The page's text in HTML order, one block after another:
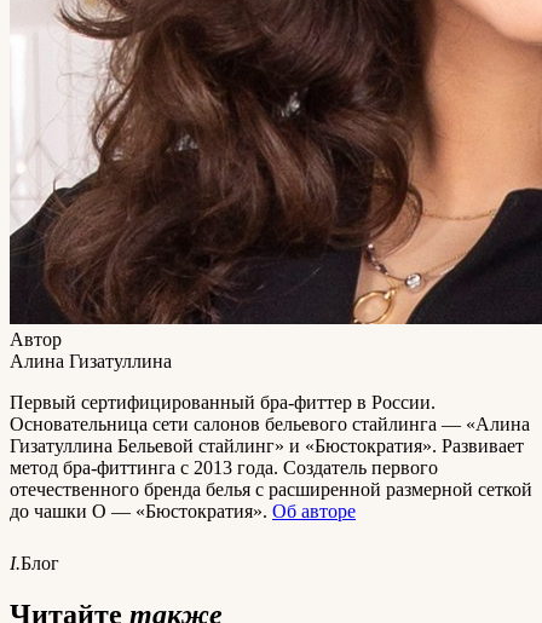
Автор
Алина Гизатуллина
Первый сертифицированный бра-фиттер в России.
Основательница сети салонов бельевого стайлинга — «Алина
Гизатуллина Бельевой стайлинг» и «Бюстократия». Развивает
метод бра-фиттинга с 2013 года. Создатель первого
отечественного бренда белья с расширенной размерной сеткой
до чашки O — «Бюстократия». Об авторе
I.Блог
Читайте также